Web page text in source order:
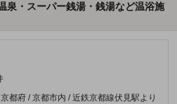
泉・スーパー銭湯・銭湯など温浴施
京都府 / 京都市内 / 近鉄京都線伏見駅より